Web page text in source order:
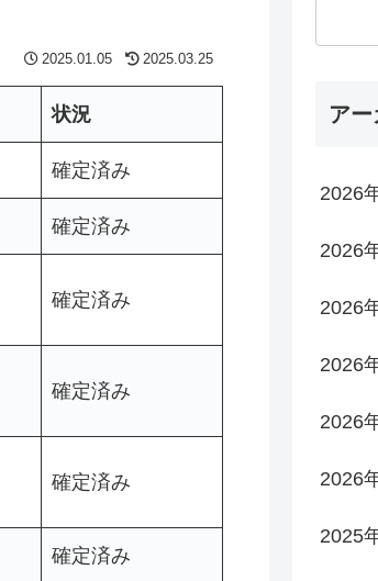
2025.01.05 2025.03.25
状況
確定済み
確定済み
確定済み
確定済み
確定済み
確定済み
ア
2026
2026
2026
2026
2026
2026
2025